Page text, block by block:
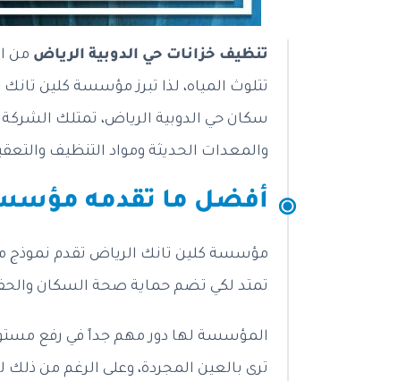
تنظيف خزانات حي الدوبية الرياض من
تتلوث المياه، لذا تبرز مؤسسة كلين
سكان حي الدوبية الرياض، تمتلك
والمعدات الحديثة ومواد التنظيف
أفضل ما تقدمه
مؤسسة كلين تانك الرياض تقدم نموذج
تمتد لكي تضم حماية صحة السكان
المؤسسة لها دور مهم جداً في رفع مستوى
ترى بالعين المجردة، وعلى الرغم من